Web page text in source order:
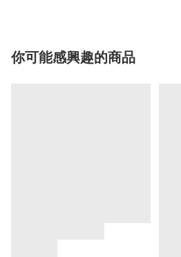
你可能感興趣的商品